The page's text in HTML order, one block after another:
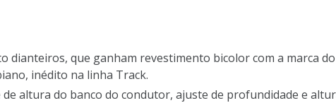
que ganham revestimento bicolor com a marca do
inédito na linha Track.
altura do banco do condutor, ajuste de profundidade e